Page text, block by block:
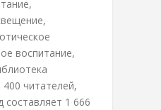
воспитание,
читателей,
1 666